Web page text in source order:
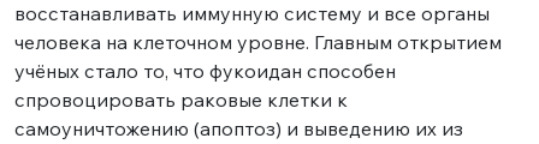
восстанавливать иммунную систему и все органы
человека на клеточном уровне. Главным открытием
учёных стало то, что фукоидан способен
спровоцировать раковые клетки к
самоуничтожению (апоптоз) и выведению их из